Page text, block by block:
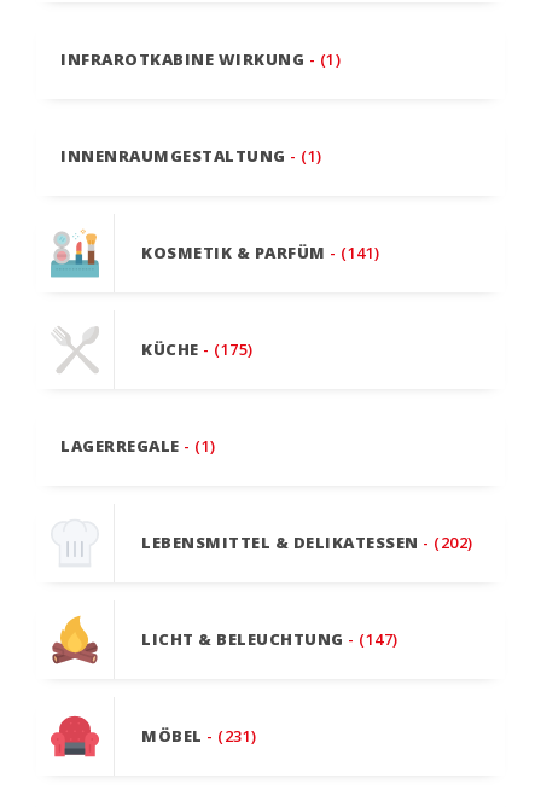
INFRAROTKABINE WIRKUNG - (1)
INNENRAUMGESTALTUNG - (1)
KOSMETIK & PARFÜM - (141)
KÜCHE - (175)
LAGERREGALE - (1)
LEBENSMITTEL & DELIKATESSEN - (202)
LICHT & BELEUCHTUNG - (147)
MÖBEL - (231)